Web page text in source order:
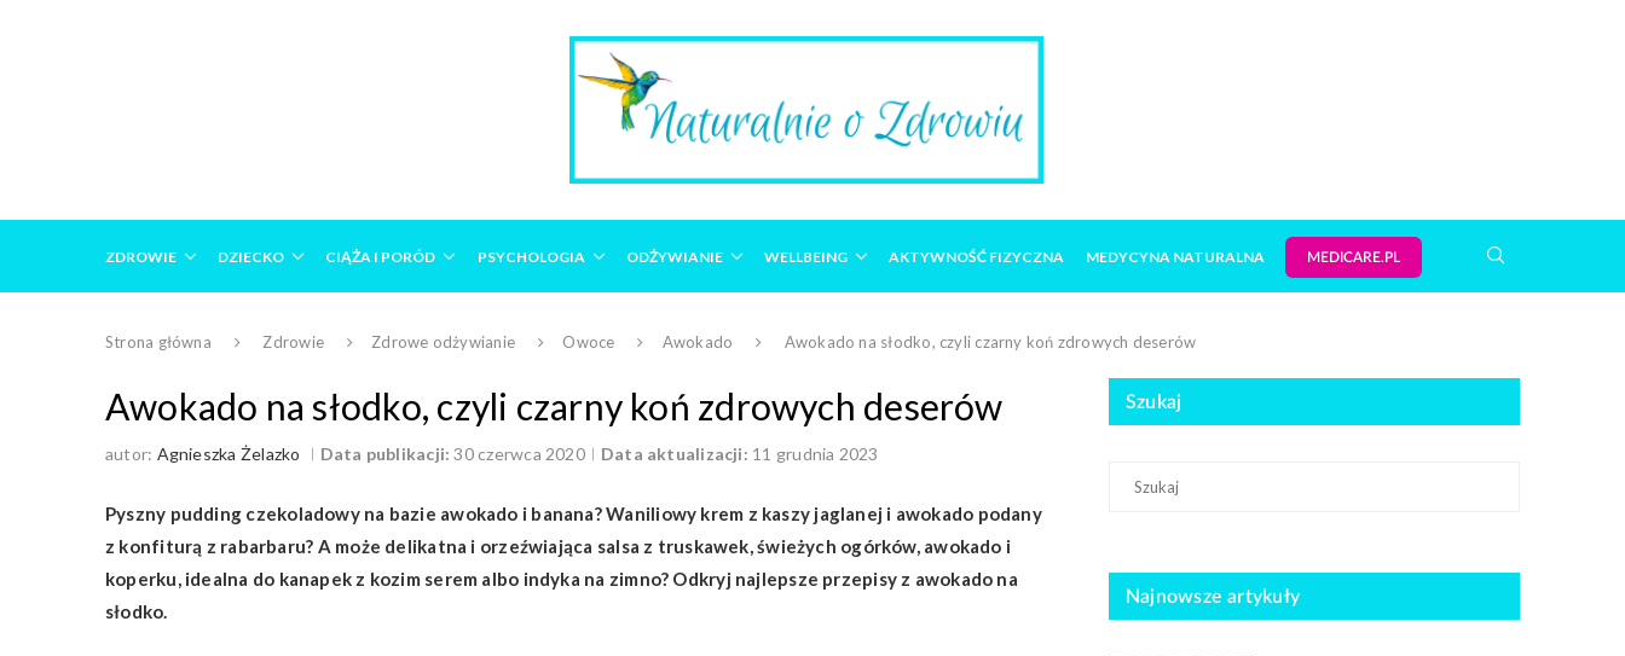
ZDROWIE DZIECKO CIĄŻA I PORÓD PSYCHOLOGIA ODŻYWIANIE WELLBEING AKTYWNOŚĆ FIZYCZNA MEDYCYNA NATURALNA MEDICARE.PL
Strona główna Zdrowie Zdrowe odżywianie Owoce Awokado Awokado na słodko, czyli czarny koń zdrowych deserów
Awokado na słodko, czyli czarny koń zdrowych deserów
autor: Agnieszka Żelazko Data publikacji: 30 czerwca 2020 Data aktualizacji: 11 grudnia 2023
Pyszny pudding czekoladowy na bazie awokado i banana? Waniliowy krem z kaszy jaglanej i awokado podany
z konfiturą z rabarbaru? A może delikatna i orzeźwiająca salsa z truskawek, świeżych ogórków, awokado i
koperku, idealna do kanapek z kozim serem albo indyka na zimno? Odkryj najlepsze przepisy z awokado na
słodko.
Szukaj
Najnowsze artykuły